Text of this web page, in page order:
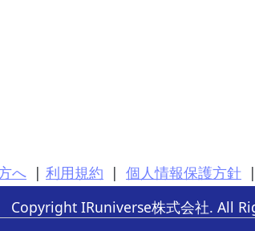
へ | 利用規約 | 個人情報保護方針 |
Copyright IRuniverse株式会社. All